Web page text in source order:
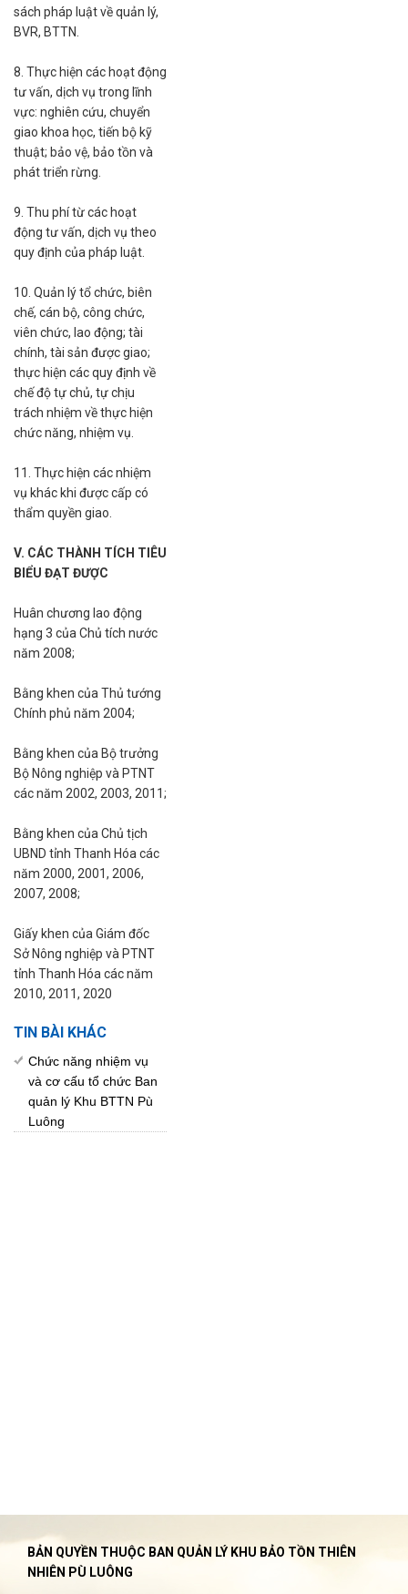
sách pháp luật về quản lý,
BVR, BTTN.
8. Thực hiện các hoạt động
tư vấn, dịch vụ trong lĩnh
vực: nghiên cứu, chuyển
giao khoa học, tiến bộ kỹ
thuật; bảo vệ, bảo tồn và
phát triển rừng.
9. Thu phí từ các hoạt
động tư vấn, dịch vụ theo
quy định của pháp luật.
10. Quản lý tổ chức, biên
chế, cán bộ, công chức,
viên chức, lao động; tài
chính, tài sản được giao;
thực hiện các quy định về
chế độ tự chủ, tự chịu
trách nhiệm về thực hiện
chức năng, nhiệm vụ.
11. Thực hiện các nhiệm
vụ khác khi được cấp có
thẩm quyền giao.
V. CÁC THÀNH TÍCH TIÊU
BIỂU ĐẠT ĐƯỢC
Huân chương lao động
hạng 3 của Chủ tích nước
năm 2008;
Bằng khen của Thủ tướng
Chính phủ năm 2004;
Bằng khen của Bộ trưởng
Bộ Nông nghiệp và PTNT
các năm 2002, 2003, 2011;
Bằng khen của Chủ tịch
UBND tỉnh Thanh Hóa các
năm 2000, 2001, 2006,
2007, 2008;
Giấy khen của Giám đốc
Sở Nông nghiệp và PTNT
tỉnh Thanh Hóa các năm
2010, 2011, 2020
TIN BÀI KHÁC
Chức năng nhiệm vụ
và cơ cấu tổ chức Ban
quản lý Khu BTTN Pù
Luông
BẢN QUYỀN THUỘC BAN QUẢN LÝ KHU BẢO TỒN THIÊN
NHIÊN PÙ LUÔNG